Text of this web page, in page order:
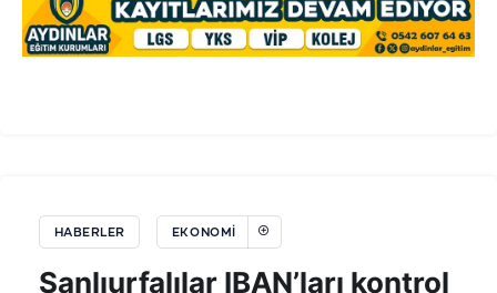
HABERLER EKONOMI
Şanlıurfalılar IBAN’ları kontrol